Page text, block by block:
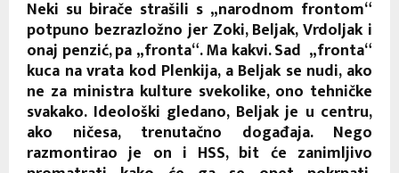
Neki su birače strašili s „narodnom frontom“
potpuno bezrazložno jer Zoki, Beljak, Vrdoljak i
onaj penzić, pa „fronta“. Ma kakvi. Sad „fronta“
kuca na vrata kod Plenkija, a Beljak se nudi, ako
ne za ministra kulture svekolike, ono tehničke
svakako. Ideološki gledano, Beljak je u centru,
ako ničesa, trenutačno događaja. Nego
razmontirao je on i HSS, bit će zanimljivo